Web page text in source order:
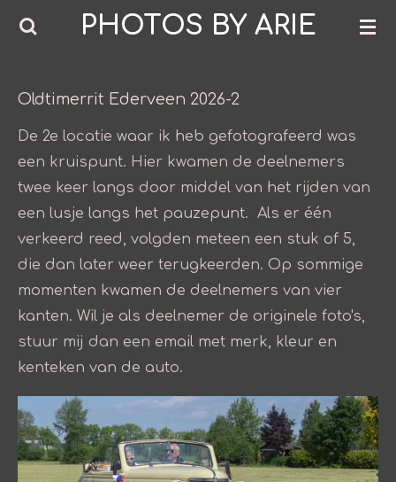
Ga
de
PHOTOS BY ARIE
Oldtimerrit Ederveen 2026-2
De 2e locatie waar ik heb gefotografeerd was
een kruispunt. Hier kwamen de deelnemers
twee keer langs door middel van het rijden van
een lusje langs het pauzepunt. Als er één
verkeerd reed, volgden meteen een stuk of 5,
die dan later weer terugkeerden. Op sommige
momenten kwamen de deelnemers van vier
kanten. Wil je als deelnemer de originele foto's,
stuur mij dan een email met merk, kleur en
kenteken van de auto.